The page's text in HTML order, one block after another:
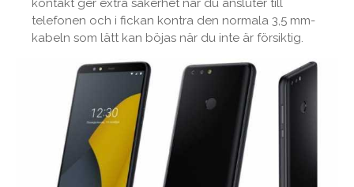
kontakt ger extra säkerhet när du ansluter till
telefonen och i fickan kontra den normala 3,5 mm-
kabeln som lätt kan böjas när du inte är försiktig.